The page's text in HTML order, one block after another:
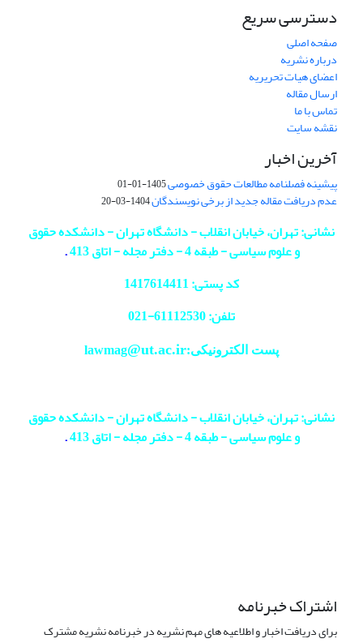
دسترسی سریع
صفحه اصلی
درباره نشریه
اعضای هیات تحریریه
ارسال مقاله
تماس با ما
نقشه سایت
آخرین اخبار
پیشینه فصلنامه مطالعات حقوق خصوصی1405-01-01
عدم دریافت مقاله جدید از برخی نویسندگان1404-03-20
نشانی: تهران، خیابان انقلاب - دانشگاه تهران - دانشکده حقوق
و علوم سیاسی - طبقه 4 - دفتر مجله - اتاق 413
.
کد پستی: 1417614411
تلفن: 61112530-
021
پست الکترونیکی:lawmag@ut.ac.ir
نشانی: تهران، خیابان انقلاب - دانشگاه تهران - دانشکده حقوق
و علوم سیاسی - طبقه 4 - دفتر مجله - اتاق 413
.
اشتراک خبرنامه
برای دریافت اخبار و اطلاعیه های مهم نشریه در خبرنامه نشریه مشترک